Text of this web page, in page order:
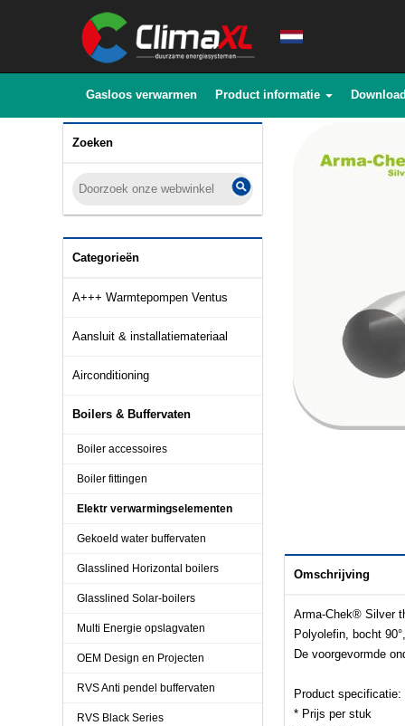
Gasloos verwarmen Product informatie
Zoeken
Categorieën
A+++ Warmtepompen Ventus
Aansluit & installatiemateriaal
Airconditioning
Boilers & Buffervaten
Boiler accessoires
Boiler fittingen
Elektr verwarmingselementen
Gekoeld water buffervaten
Glasslined Horizontal boilers
Glasslined Solar-boilers
Multi Energie opslagvaten
OEM Design en Projecten
RVS Anti pendel buffervaten
RVS Black Series
Omschrijving
Arma-Chek® Silver
Polyolefin, bocht
De voorgevormde
Product specificatie:
* Prijs per stuk